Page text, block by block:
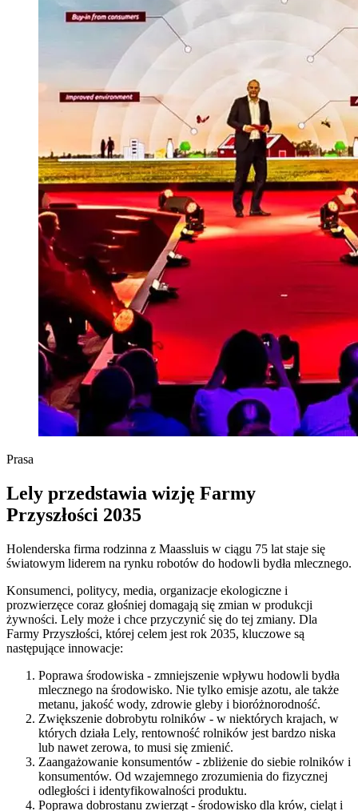
Prasa
Lely przedstawia wizję Farmy
Przyszłości 2035
Holenderska firma rodzinna z Maassluis w ciągu 75 lat staje się
światowym liderem na rynku robotów do hodowli bydła mlecznego.
Konsumenci, politycy, media, organizacje ekologiczne i
prozwierzęce coraz głośniej domagają się zmian w produkcji
żywności. Lely może i chce przyczynić się do tej zmiany. Dla
Farmy Przyszłości, której celem jest rok 2035, kluczowe są
następujące innowacje:
Poprawa środowiska - zmniejszenie wpływu hodowli bydła
mlecznego na środowisko. Nie tylko emisje azotu, ale także
metanu, jakość wody, zdrowie gleby i bioróżnorodność.
Zwiększenie dobrobytu rolników - w niektórych krajach, w
których działa Lely, rentowność rolników jest bardzo niska
lub nawet zerowa, to musi się zmienić.
Zaangażowanie konsumentów - zbliżenie do siebie rolników i
konsumentów. Od wzajemnego zrozumienia do fizycznej
odległości i identyfikowalności produktu.
Poprawa dobrostanu zwierząt - środowisko dla krów, cieląt i